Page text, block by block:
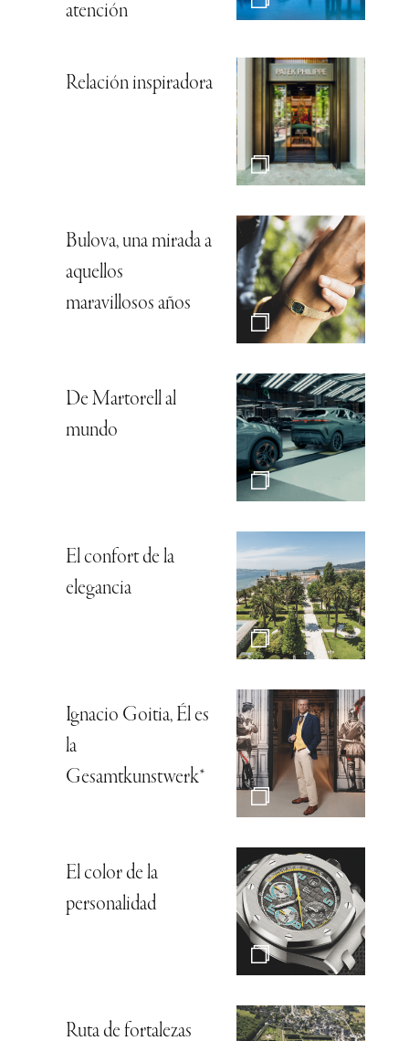
atención
Relación inspiradora
Bulova, una mirada a
aquellos
maravillosos años
De Martorell al
mundo
El confort de la
elegancia
Ignacio Goitia, Él es
la
Gesamtkunstwerk*
El color de la
personalidad
Ruta de fortalezas